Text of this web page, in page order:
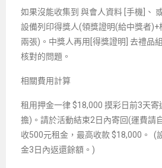
如果沒能收集到 與會人資料 [手機]、
設備列印得獎人(領獎證明(給中獎者
兩張)。中獎人再用[得獎證明] 去禮品
核對的問題。
相關費用計算
租用押金一律 $18,000 摸彩日前3天
擔)。請於活動結束2日內寄回(運費請
收500元租金，最高收款 $18,000。 (
金3日內返還餘額。)